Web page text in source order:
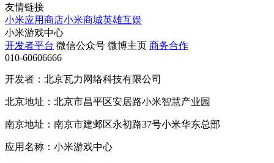
友情链接
小米应用商店小米商城英雄互娱
小米游戏中心
开发者平台 微信公众号 微博主页 商务合作
010-60606666
开发者：北京瓦力网络科技有限公司
北京地址：北京市昌平区安居路小米智慧产业园
南京地址：南京市建邺区永初路37号小米华东总部
应用名称：小米游戏中心